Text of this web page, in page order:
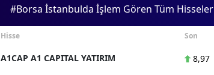
#Borsa İstanbulda İşlem Gören Tüm Hisseler
Hisse Son
A1CAP A1 CAPITAL YATIRIM 8,97